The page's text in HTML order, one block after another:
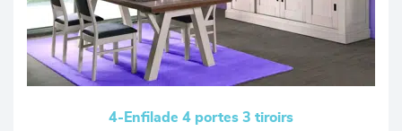
4-Enfilade 4 portes 3 tiroirs